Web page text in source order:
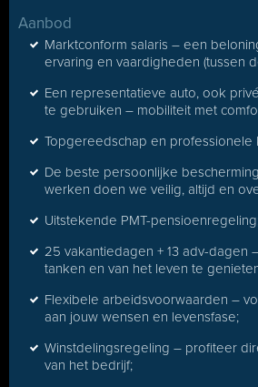
Aanbod
Marktconform salaris – een
ervaring en vaardigheden (tussen
Een representatieve auto, ook
te gebruiken – mobiliteit met
Topgereedschap en professionele
De beste persoonlijke
werken doen we veilig, altijd en
Uitstekende PMT-
25 vakantiedagen + 13 adv-dagen
tanken en van het leven te
Flexibele arbeidsvoorwaarden –
aan jouw wensen en levensfase;
Winstdelingsregeling – profiteer
van het bedrijf;